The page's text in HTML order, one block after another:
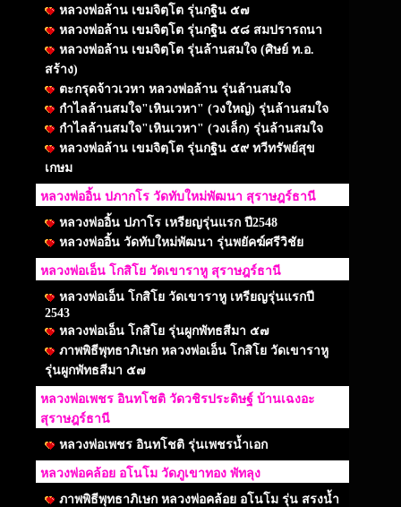
หลวงพ่อล้าน เขมจิตฺโต รุ่นกฐิน ๕๗
หลวงพ่อล้าน เขมจิตฺโต รุ่นกฐิน ๕๘ สมปรารถนา
หลวงพ่อล้าน เขมจิตฺโต รุ่นล้านสมใจ (ศิษย์ ท.อ.
สร้าง)
ตะกรุดจ้าวเวหา หลวงพ่อล้าน รุ่นล้านสมใจ
กำไลล้านสมใจ"เหินเวหา" (วงใหญ่) รุ่นล้านสมใจ
กำไลล้านสมใจ"เหินเวหา" (วงเล็ก) รุ่นล้านสมใจ
หลวงพ่อล้าน เขมจิตฺโต รุ่นกฐิน ๕๙ ทวีทรัพย์สุข
เกษม
หลวงพ่ออิ้น ปภากโร วัดทับใหม่พัฒนา สุราษฎร์ธานี
หลวงพ่ออิ้น ปภาโร เหรียญรุ่นแรก ปี2548
หลวงพ่ออิ้น วัดทับใหม่พัฒนา รุ่นพยัคฆ์ศรีวิชัย
หลวงพ่อเอ็น โกสิโย วัดเขาราหู สุราษฎร์ธานี
หลวงพ่อเอ็น โกสิโย วัดเขาราหู เหรียญรุ่นแรกปี
2543
หลวงพ่อเอ็น โกสิโย รุ่นผูกพัทธสีมา ๕๗
ภาพพิธีพุทธาภิเษก หลวงพ่อเอ็น โกสิโย วัดเขาราหู
รุ่นผูกพัทธสีมา ๕๗
หลวงพ่อเพชร อินทโชติ วัดวชิรประดิษฐ์ บ้านเฉงอะ
สุราษฎร์ธานี
หลวงพ่อเพชร อินทโชติ รุ่นเพชรน้ำเอก
หลวงพ่อคล้อย อโนโม วัดภูเขาทอง พัทลุง
ภาพพิธีพุทธาภิเษก หลวงพ่อคล้อย อโนโม รุ่น สรงน้ำ